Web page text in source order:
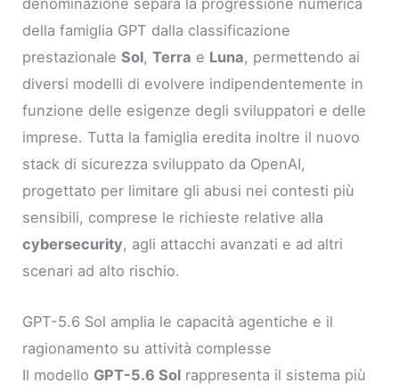
denominazione separa la progressione numerica
della famiglia GPT dalla classificazione
prestazionaleSol,Terra e Luna, permettendo ai
diversi modelli di evolvere indipendentemente in
funzione delle esigenze degli sviluppatori e delle
imprese. Tutta la famiglia eredita inoltre il nuovo
stack di sicurezza sviluppato da OpenAI,
progettato per limitare gli abusi nei contesti più
sensibili, comprese le richieste relative alla
cybersecurity, agli attacchi avanzati e ad altri
scenari ad alto rischio.
GPT-5.6 Sol amplia le capacità agentiche e il
ragionamento su attività complesse
Il modello GPT-5.6 Sol rappresenta il sistema più